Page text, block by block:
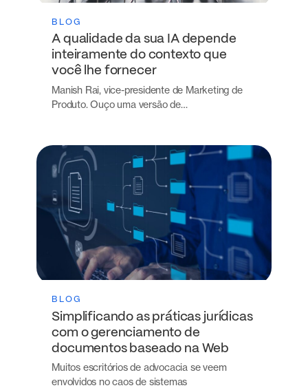
BLOG
A qualidade da sua IA depende
inteiramente do contexto que
você lhe fornecer
Manish Rai, vice-presidente de Marketing de
Produto. Ouço uma versão de…
BLOG
Simplificando as práticas jurídicas
com o gerenciamento de
documentos baseado na Web
Muitos escritórios de advocacia se veem
envolvidos no caos de sistemas